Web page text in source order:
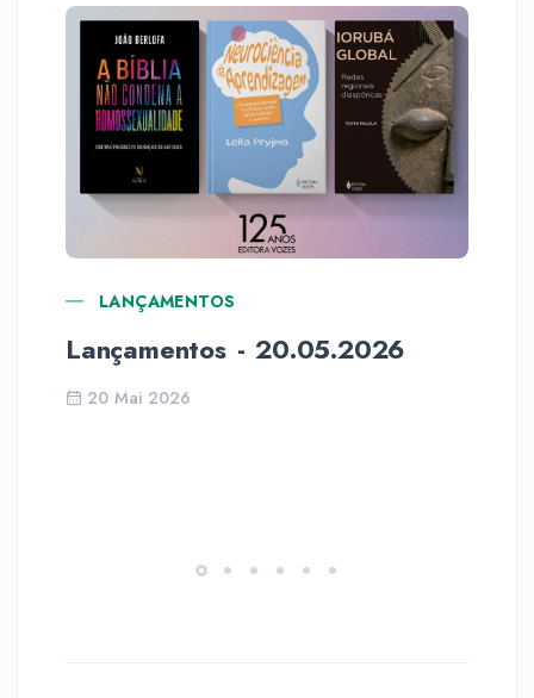
LANÇAMENTOS
Lançamentos - 20.05.2026
20 Mai 2026